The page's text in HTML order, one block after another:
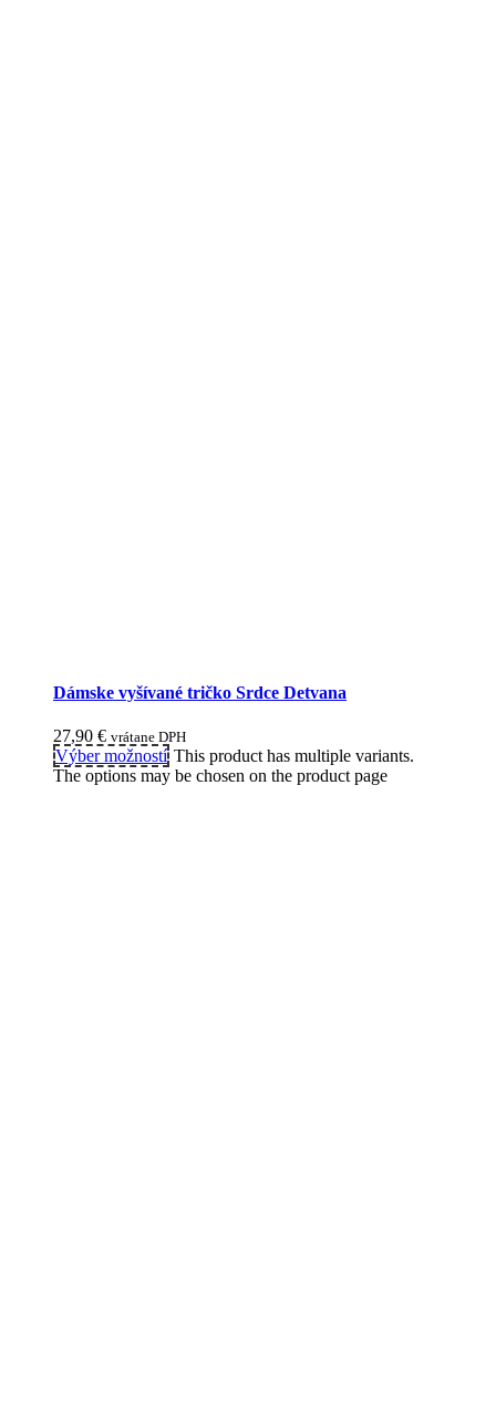
Dámske vyšívané tričko Srdce Detvana
27,90 € vrátane DPH
Výber možností This product has multiple variants.
The options may be chosen on the product page